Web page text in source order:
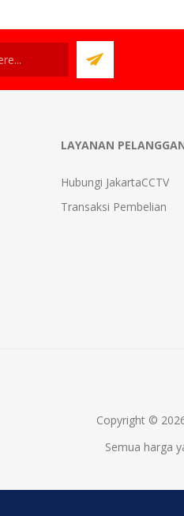
LAYANAN
Hubungi JakartaCCTV
Transaksi Pembelian
Copyright ©
Semua harga